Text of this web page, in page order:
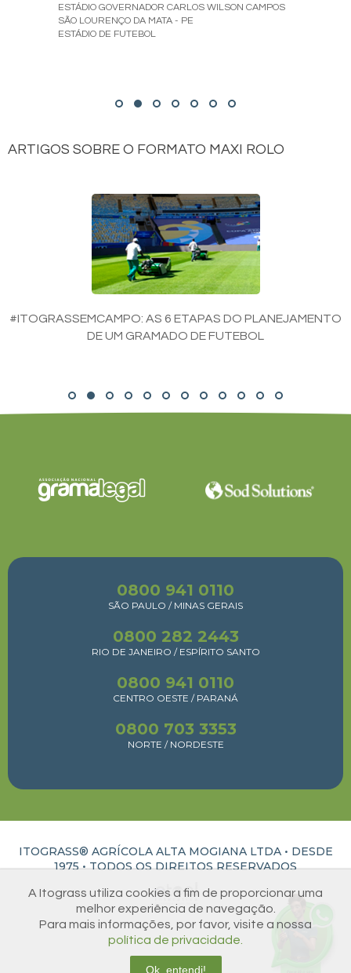
ESTÁDIO GOVERNADOR CARLOS WILSON CAMPOS
SÃO LOURENÇO DA MATA - PE
ESTÁDIO DE FUTEBOL
ARTIGOS SOBRE O FORMATO MAXI ROLO
#ITOGRASSEMCAMPO: AS 6 ETAPAS DO PLANEJAMENTO
DE UM GRAMADO DE FUTEBOL
0800 941 0110
SÃO PAULO / MINAS GERAIS
0800 282 2443
RIO DE JANEIRO / ESPÍRITO SANTO
0800 941 0110
CENTRO OESTE / PARANÁ
0800 703 3353
NORTE / NORDESTE
ITOGRASS® AGRÍCOLA ALTA MOGIANA LTDA • DESDE
1975 •TODOS OS DIREITOS RESERVADOS
A Itograss utiliza cookies a fim de proporcionar uma
melhor experiência de navegação.
Para mais informações, por favor, visite a nossa
política de privacidade.
Ok, entendi!